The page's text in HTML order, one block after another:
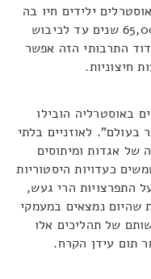
ילידים חיו בה
בניתוק מוחלט משאר העולם במשך 65,000 שנים עד לכיבוש
הבריטים ב-1778. הבידוד התרבותי הזה אפשר
חיצוניות.
באוסטרליה הובילו
בעולם". לאוזניים בלתי
של אגדות ומיתוסים
כעדויות היסטוריות
התפרצויות הרי געש,
שהיום נמצאים במעמקי
של תהליכים אלו